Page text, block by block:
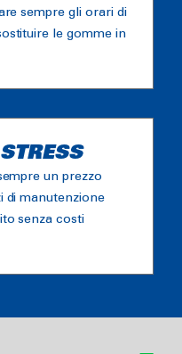
sempre gli orari di
le gomme in
un prezzo
di manutenzione
senza costi